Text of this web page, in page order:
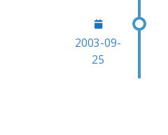
2003-09-
25